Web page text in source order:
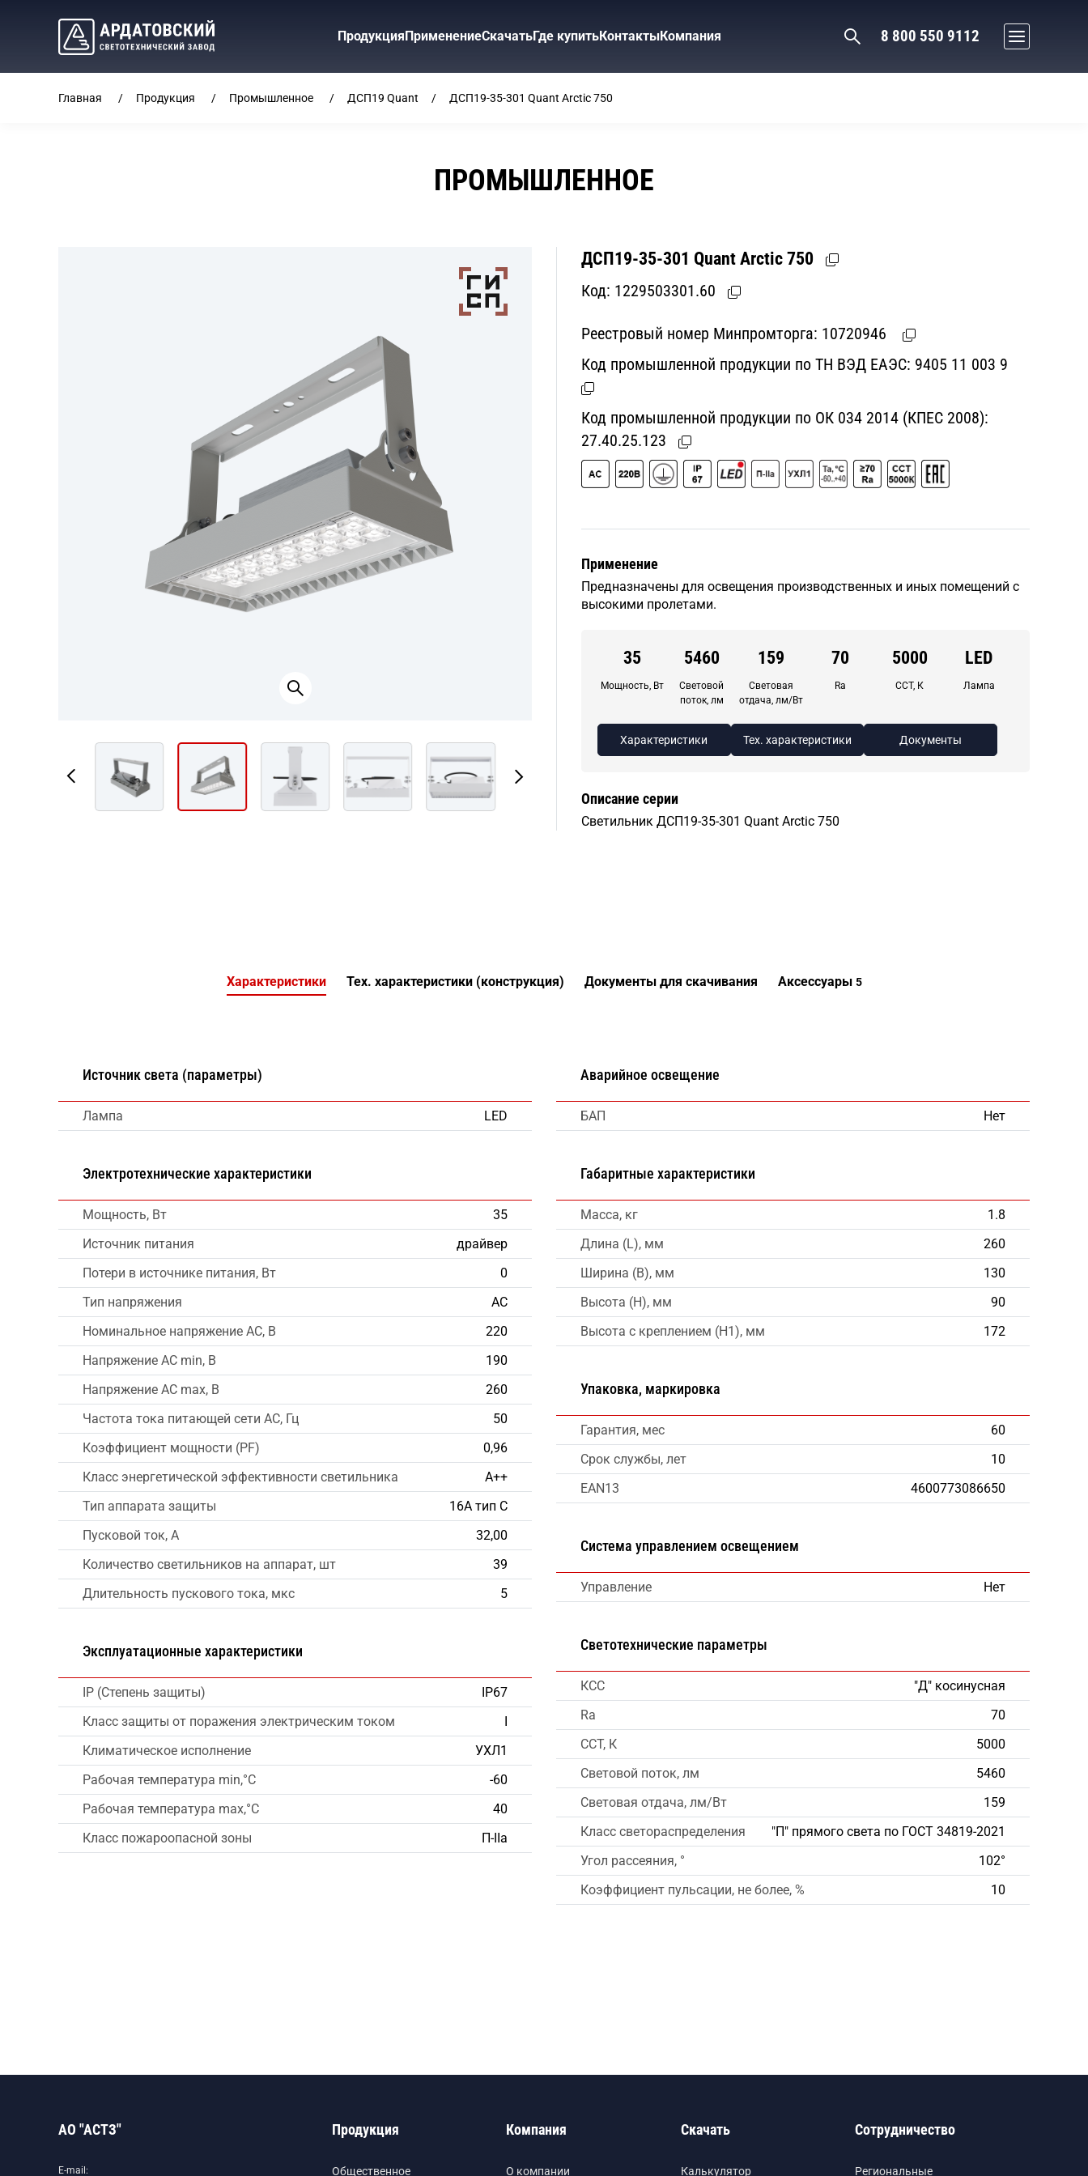
ПродукцияПрименениеСкачатьГде купитьКонтактыКомпания 8 800 550 9112
Главная Продукция Промышленное ДСП19 Quant ДСП19-35-301 Quant Arctic 750
ПРОМЫШЛЕННОЕ
ДСП19-35-301 Quant Arctic 750
Код: 1229503301.60
Реестровый номер Минпромторга: 10720946
Код промышленной продукции по ТН ВЭД ЕАЭС: 9405 11 003 9
Код промышленной продукции по ОК 034 2014 (КПЕС 2008):
27.40.25.123
Применение
Предназначены для освещения производственных и иных помещений с
высокими пролетами.
35
Мощность, Вт
5460
Световой
поток, лм
159
Световая
отдача, лм/Вт
70
Ra
5000
CCT, К
LED
Лампа
Характеристики Тех. характеристики Документы
Описание серии
Светильник ДСП19-35-301 Quant Arctic 750
Характеристики Тех. характеристики (конструкция) Документы для скачивания Аксессуары 5
Источник света (параметры)
Лампа LED
Электротехнические характеристики
Мощность, Вт
35
Источник питания
драйвер
Потери в источнике питания, Вт
0
Тип напряжения
AC
Номинальное напряжение AC, В
220
Напряжение AC min, В
190
Напряжение AC max, В
260
Частота тока питающей сети AC, Гц
50
Коэффициент мощности (PF)
0,96
Класс энергетической эффективности светильника
А++
Тип аппарата защиты
16А тип С
Пусковой ток, А
32,00
Количество светильников на аппарат, шт
39
Длительность пускового тока, мкс
5
Эксплуатационные характеристики
IP (Степень защиты)
IP67
Класс защиты от поражения электрическим током
Климатическое исполнение
УХЛ1
Рабочая температура min,°C
-60
Рабочая температура max,°C
40
Класс пожароопасной зоны
П-IIа
Аварийное освещение
БАП Нет
Габаритные характеристики
Масса, кг
1.8
Длина (L), мм
260
Ширина (B), мм
130
Высота (H), мм
90
Высота с креплением (H1), мм
172
Упаковка, маркировка
Гарантия, мес
60
Срок службы, лет
10
EAN13
4600773086650
Система управлением освещением
Управление Нет
Светотехнические параметры
КСС
"Д" косинусная
Ra
70
CCT, К
5000
Световой поток, лм
5460
Световая отдача, лм/Вт
159
Класс светораспределения
"П" прямого света по ГОСТ 34819-2021
Угол рассеяния, °
102°
Коэффициент пульсации, не более, %
10
АО "АСТЗ"
E-mail:
Продукция
Общественное
Компания
О компании
Скачать
Калькулятор
Сотрудничество
Региональные